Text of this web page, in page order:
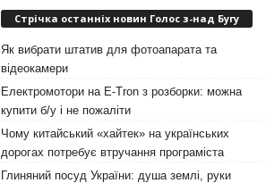
Стрічка останніх новин Голос з-над Бугу
Як вибрати штатив для фотоапарата та
відеокамери
Електромотори на E-Tron з розборки: можна
купити б/у і не пожаліти
Чому китайський «хайтек» на українських
дорогах потребує втручання програміста
Глиняний посуд України: душа землі, руки